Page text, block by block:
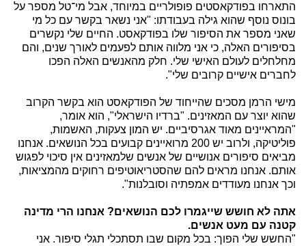
התארחו בפודקאסטים פופולריים במיוחד, אבל מי־טל מספר על
בונוס נוסף שהוא גילה בעבודתו: "אני נשאר בקשר עם כל מי
שאני מספר את הסיפור שלו בפודקאסט. החיים שלי נקשרים
בסיפורים האלה, כי אני מלווה אותם לפעמים לאורך שנים, והם
מחלחלים לעולם האישי שלי. חלק מהאנשים האלה הפכו
לחברים אישיים קרובים שלי".
מישי הרמן מסכים שהייחוד של הפודקאסט הוא בקשר הקרוב
שהוא יוצר עם המאזינים. "ברדיו הישראלי", הוא אומר,
"המראיינים מאוד אגרסיביים. יש המון צעקות, האשמות,
פוליטיקה, ולרוב יש 200 מרואיינים קבועים בכל הנושאים. אנחנו
מביאים סיפורים אנושיים של אנשים שלמאזינים אין סיכוי לפגוש
אותם. אנחנו מראים להם שהסטריאוטיפים רחוקים מהמציאות,
וכך אנחנו מעודדים אמפתיה וסובלנות".
אתה לא חושש שייגמרו לכם הנושאים? אנחנו הרי מדינה
קטנה עם מעט אנשים.
"החשש שלי הפוך: בכל מקום שבו תסתכלי תגלי סיפור. אני